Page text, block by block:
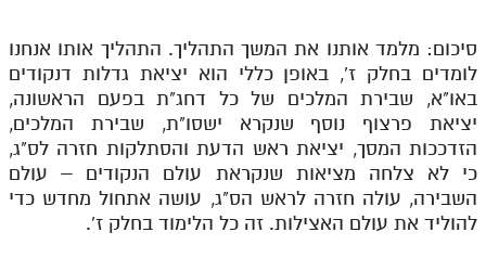
סיכום: מלמד אותנו את המשך התהליך. התהליך אותו אנחנו
לומדים בחלק ז', באופן כללי הוא יציאת גדלות דנקודים
באו"א, שבירת המלכים של כל דחג"ת בפעם הראשונה,
יציאת פרצוף נוסף שנקרא ישסו"ת, שבירת המלכים,
הזדככות המסך, יציאת ראש הדעת והסתלקות חזרה לס"ג,
כי לא צלחה מציאות שנקראת עולם הנקודים – עולם
השבירה, עולה חזרה לראש הס"ג, עושה אתחול מחדש כדי
להוליד את עולם האצילות. זה כל הלימוד בחלק ז'.